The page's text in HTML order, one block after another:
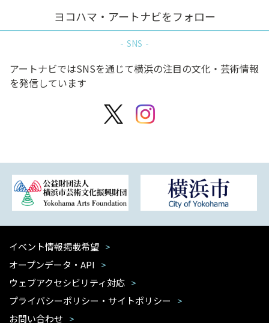
ヨコハマ・アートナビをフォロー
SNS
アートナビではSNSを通じて横浜の注目の文化・芸術情報
を発信しています
イベント情報掲載希望
オープンデータ・API
ウェブアクセシビリティ対応
プライバシーポリシー・サイトポリシー
お問い合わせ